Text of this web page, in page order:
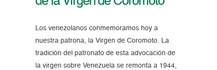
Los venezolanos conmemoramos hoy a
nuestra patrona, la Virgen de Coromoto. La
tradición del patronato de esta advocación de
la virgen sobre Venezuela se remonta a 1944,